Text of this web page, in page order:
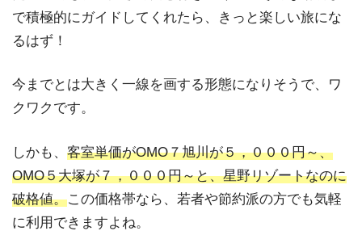
で積極的にガイドしてくれたら、きっと楽しい旅にな
るはず！
今までとは大きく一線を画する形態になりそうで、ワ
クワクです。
しかも、 客室単価がOMO７旭川が５，０００円～、
OMO５大塚が７，０００円～と、星野リゾートなのに
破格値。この価格帯なら、若者や節約派の方でも気軽
に利用できますよね。